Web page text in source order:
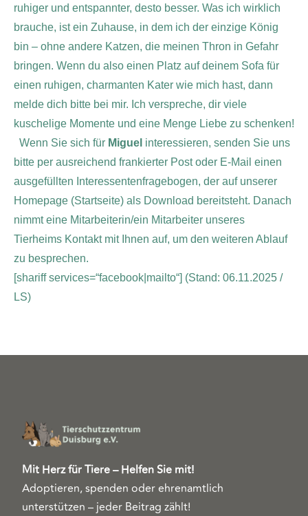
ruhiger und entspannter, desto besser. Was ich wirklich
brauche, ist ein Zuhause, in dem ich der einzige König
bin – ohne andere Katzen, die meinen Thron in Gefahr
bringen. Wenn du also einen Platz auf deinem Sofa für
einen ruhigen, charmanten Kater wie mich hast, dann
melde dich bitte bei mir. Ich verspreche, dir viele
kuschelige Momente und eine Menge Liebe zu schenken!
Wenn Sie sich für Miguel interessieren, senden Sie uns
bitte per ausreichend frankierter Post oder E-Mail einen
ausgefüllten Interessentenfragebogen, der auf unserer
Homepage (Startseite) als Download bereitsteht. Danach
nimmt eine Mitarbeiterin/ein Mitarbeiter unseres
Tierheims Kontakt mit Ihnen auf, um den weiteren Ablauf
zu besprechen.
[shariff services=“facebook|mailto“] (Stand: 06.11.2025 /
LS)
Mit Herz für Tiere – Helfen Sie mit!
Adoptieren, spenden oder ehrenamtlich
unterstützen – jeder Beitrag zählt!